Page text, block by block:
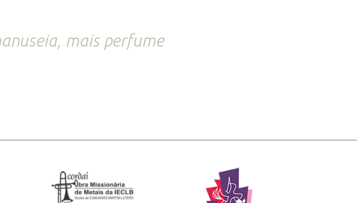
mais perfume